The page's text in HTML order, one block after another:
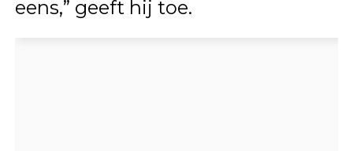
eens,” geeft hij toe.